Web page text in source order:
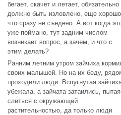
бегает, скачет и летает, обязательно
должно быть изловлено, еще
что сразу не съедено. А вот когда
уже поймано, тут задним числом
возникает вопрос, а зачем, и что с
этим делать?
Ранним летним утром зайчиха
своих малышей. Но на их беду,
проходили люди. Вспугнутая
убежала, а зайчата затаились,
слиться с окружающей
растительностью, да только люди